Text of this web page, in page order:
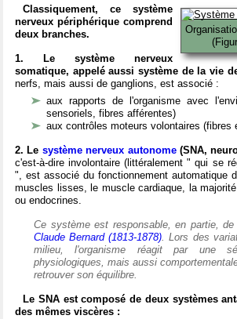
Classiquement, ce système
nerveux périphérique comprend
deux branches.
1. Le système nerveux
somatique, appelé aussi système de la vie
nerfs, mais aussi de ganglions, est associé :
aux rapports de l'organisme avec
sensoriels, fibres afférentes)
aux contrôles moteurs volontaires (fibres
2. Le système nerveux autonome(SNA,
c'est-à-dire involontaire (littéralement " qui se
", est associé du fonctionnement automatique
muscles lisses, le muscle cardiaque, la
ou endocrines.
Ce système est responsable, en partie,
Claude Bernard (1813-1878). Lors des
milieu, l'organisme réagit par une
physiologiques, mais aussi
retrouver son équilibre.
Le SNA est composé de deux systèmes
des mêmes viscères :